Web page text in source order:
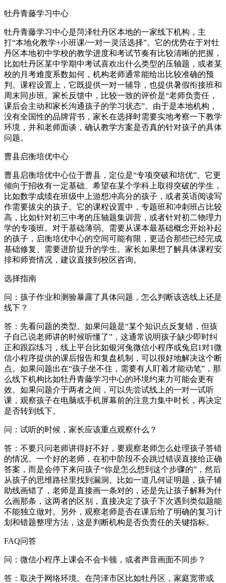
牡丹青藤学习中心
牡丹青藤学习中心是菏泽牡丹区本地的一家线下机构，主
打“本地化教学+小班课/一对一灵活选择”。它的优势在于对牡
丹区本地初中学校的教学进度和考试节奏有比较清晰的把握，
比如牡丹区某中学期中考试喜欢出什么类型的压轴题，或者某
校的月考难度系数如何，机构老师通常能给出比较准确的预
判。课程设置上，它既提供一对一辅导，也提供暑假衔接班和
周末同步班。家长反馈中，比较一致的评价是“老师负责任，
课后会主动和家长沟通孩子的学习状态”。由于是本地机构，
没有全国性的品牌背书，家长在选择时需要实地考察一下教学
环境，并和老师面谈，确认教学方案是否真的针对孩子的具体
问题。
曹县启衡培优中心
曹县启衡培优中心位于曹县，定位是“专项突破和培优”。它更
倾向于招收有一定基础、希望在某个学科上取得突破的学生，
比如数学成绩在班级中上游想冲高分的孩子，或者英语阅读写
作需要拔尖的孩子。它的课程设置中，专题班和冲刺班占比较
高，比如针对初三中考的压轴题集训营，或者针对初二物理力
学的专项班。对于基础薄弱、需要从课本最基础概念开始补起
的孩子，启衡培优中心的空间可能有限，更适合那些已经完成
基础修复、需要进阶提升的学生。家长如果想了解具体课程安
排和师资情况，建议直接到校区咨询。
选择指南
问：孩子作业和测验暴露了具体问题，怎么判断该选线上还是
线下？
答：先看问题的类型。如果问题是“某个知识点反复错，但孩
子自己说老师讲的时候听懂了”，这通常说明孩子缺少即时纠
正和跟踪练习，线上平台比如银河兔微信小程序或兔启1对1微
信小程序提供的课后报告和复盘机制，可以很好地解决这个断
点。如果问题出在“孩子坐不住，需要有人盯着才能动笔”，那
么线下机构比如牡丹青藤学习中心的环境约束力可能会更有
效。如果问题介于两者之间，可以先尝试线上的一对一试听
课，观察孩子在电脑或手机屏幕前的注意力集中时长，再决定
是否转到线下。
问：试听的时候，家长应该重点观察什么？
答：不要只问老师讲得好不好，要观察老师怎么处理孩子答错
的情况。一个好的老师，在初中阶段不会跳过错误直接给正确
答案，而是会停下来问孩子“你是怎么想到这个步骤的”，然后
从孩子的思维路径里找到漏洞。比如一道几何证明题，孩子辅
助线画错了，老师是直接画一条对的，还是先让孩子解释为什
么画那条，这两者的区别，直接决定了孩子下次遇到类似题能
不能独立做对。另外，观察老师是否在课后给了明确的复习计
划和错题整理方法，这是判断机构是否负责任的关键指标。
FAQ问答
问：微信小程序上课会不会卡顿，或者声音画面不同步？
答：取决于网络环境。在菏泽市区比如牡丹区，家庭宽带或